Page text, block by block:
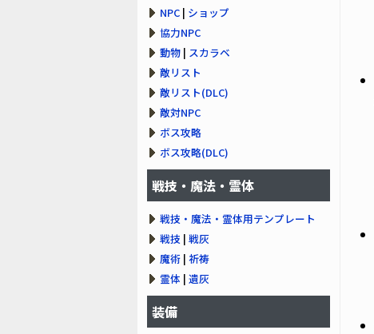
NPC | ショップ
協力NPC
動物 | スカラベ
敵リスト
敵リスト(DLC)
敵対NPC
ボス攻略
ボス攻略(DLC)
戦技・魔法・霊体
戦技・魔法・霊体用テンプレート
戦技 | 戦灰
魔術 | 祈祷
霊体 | 遺灰
装備